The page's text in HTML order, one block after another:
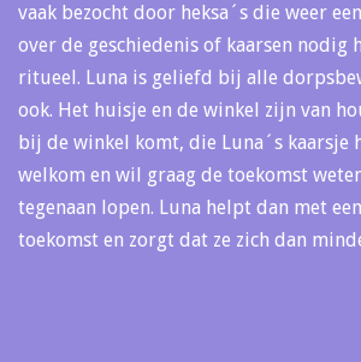
vaak bezocht door heksa´s die weer
over de geschiedenis of kaarsen nodig
ritueel. Luna is geliefd bij alle
ook. Het huisje en de winkel zijn van
bij de winkel komt, die Luna´s kaarsje
welkom en wil graag de toekomst
tegenaan lopen. Luna helpt dan met
toekomst en zorgt dat ze zich dan